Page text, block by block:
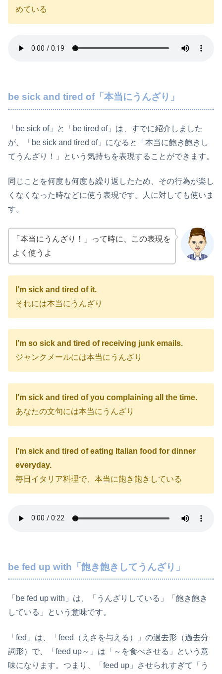
めている
be sick and tired of「本当にうんざり」
「be sick of」と「be tired of」は、すでに紹介しました
が、「be sick and tired of」になると「本当に飽き飽きし
てうんざり！」という気持ちを表現することができます。
同じことを何度も何度も繰り返したため、その行為が楽し
くなくなった時などに使う表現です。人に対しても使いま
す。
「本当にうんざり！」って時に、この表現を
よく使うよ
I’m sick and tired of it.
それには本当にうんざり
I’m so sick and tired of receiving junk emails.
ジャンクメールには本当にうんざり
I’m sick and tired of you complaining all the time.
あなたの文句には本当にうんざり
I’m sick and tired of eating Italian food for dinner
everyday.
毎日イタリア料理で、本当に飽き飽きしている
be fed up with「飽き飽きしてうんざり」
「be fed up with」は、「うんざりしている」「飽き飽き
している」という意味です。
「fed」は、「feed（えさを与える）」の過去形（過去分
詞形）で、「feed up～」は「～を食べさせる」という意
味になります。つまり、「feed up」させられすぎて「う